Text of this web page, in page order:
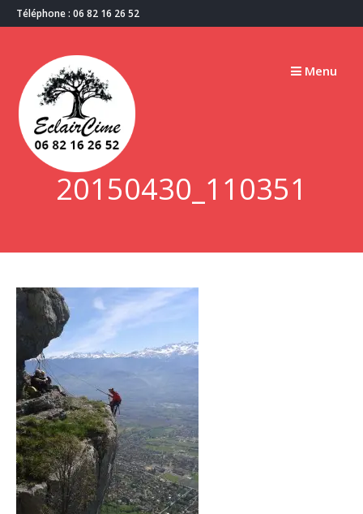
Passer
au
Téléphone : 06 82 16 26 52
Menu
20150430_110351